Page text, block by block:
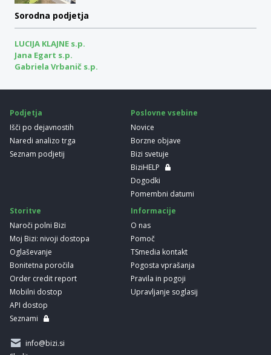
Sorodna podjetja
LUCIJA KLAJNE s.p.
Jana Egart s.p.
Gabriela Vrbanič s.p.
Podjetja
Išči po dejavnostih
Naredi analizo trga
Seznam podjetij
Poslovne vsebine
Novice
Borzne objave
Bizi svetuje
BiziHELP
Dogodki
Pomembni datumi
Storitve
Naroči polni Bizi
Moj Bizi: nivoji dostopa
Oglaševanje
Bonitetna poročila
Order credit report
Mobilni dostop
API dostop
Seznami
Informacije
O nas
Pomoč
TSmedia kontakt
Pogosta vprašanja
Pravila in pogoji
Upravljanje soglasij
info@bizi.si